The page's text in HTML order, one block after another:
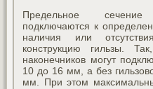
Предельное
подключаются к
наличия или
конструкцию гильзы.
наконечников могут
10 до 16 мм, а без
мм. При этом